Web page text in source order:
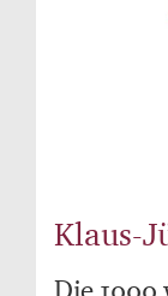
Klaus-